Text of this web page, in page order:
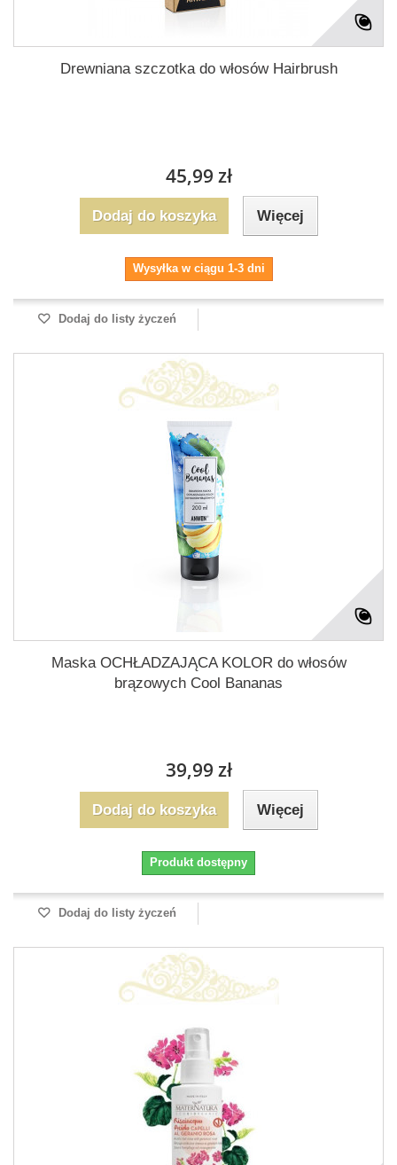
Drewniana szczotka do włosów Hairbrush
45,99 zł
Dodaj do koszyka Więcej
Wysyłka w ciągu 1-3 dni
Dodaj do listy życzeń
Maska OCHŁADZAJĄCA KOLOR do włosów
brązowych Cool Bananas
39,99 zł
Dodaj do koszyka Więcej
Produkt dostępny
Dodaj do listy życzeń